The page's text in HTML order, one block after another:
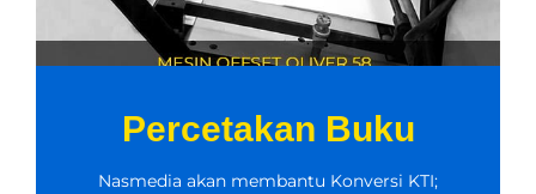
Percetakan Buku
Nasmedia akan membantu Konversi KTI;